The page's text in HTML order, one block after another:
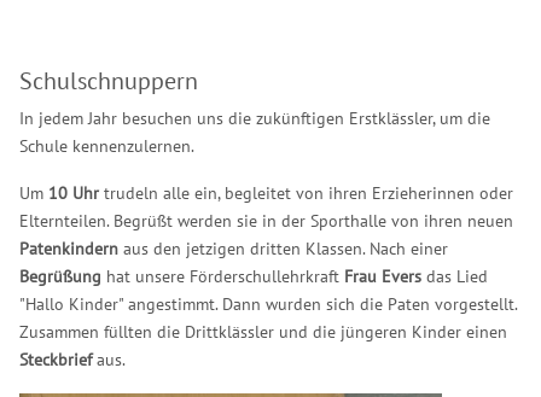
Schulschnuppern
In jedem Jahr besuchen uns die zukünftigen Erstklässler, um die
Schule kennenzulernen.
Um 10 Uhrtrudeln alle ein, begleitet von ihren Erzieherinnen oder
Elternteilen. Begrüßt werden sie in der Sporthalle von ihren neuen
Patenkindern aus den jetzigen dritten Klassen. Nach einer
Begrüßung hat unsere Förderschullehrkraft Frau Evers das Lied
"Hallo Kinder" angestimmt. Dann wurden sich die Paten vorgestellt.
Zusammen füllten die Drittklässler und die jüngeren Kinder einen
Steckbriefaus.